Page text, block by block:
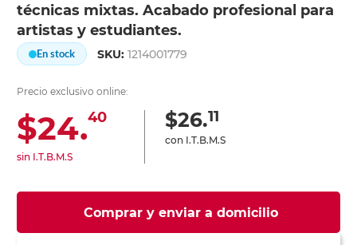
técnicas mixtas. Acabado profesional para
artistas y estudiantes.
En stock SKU:1214001779
Precio exclusivo online:
$24.40
sin I.T.B.M.S
$26.11
con I.T.B.M.S
Comprar y enviar a domicilio